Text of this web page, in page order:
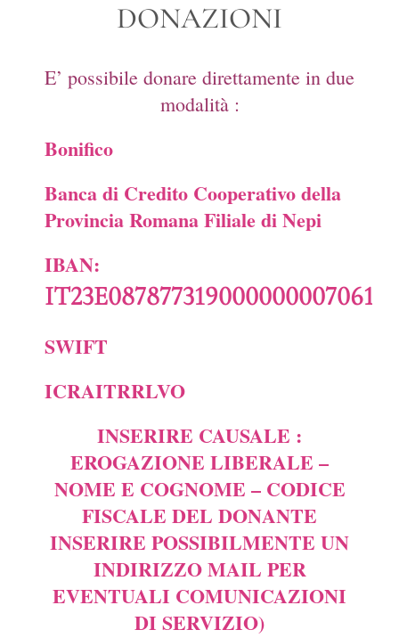
DONAZIONI
E’ possibile donare direttamente in due
modalità :
Bonifico
Banca di Credito Cooperativo della
Provincia RomanaFiliale di Nepi
IBAN:
IT23E0878773190000000070613
SWIFT
ICRAITRRLVO
INSERIRE CAUSALE :
EROGAZIONE LIBERALE –
NOME E COGNOME – CODICE
FISCALE DEL DONANTE
INSERIRE POSSIBILMENTE UN
INDIRIZZO MAIL PER
EVENTUALI COMUNICAZIONI
DI SERVIZIO)